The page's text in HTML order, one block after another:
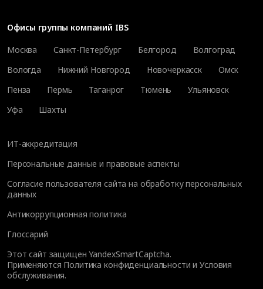
Офисы группы компаний IBS
Москва
Санкт-Петербург Белгород
Волгоград
Вологда
Нижний Новгород Новочеркасск
Омск
Пенза
Пермь Таганрог Тюмень
Ульяновск
Уфа
Шахты
ИТ-аккредитация
Персональные данные и правовые аспекты
Согласие пользователя сайта на обработку персональных
данных
Антикоррупционная политика
Глоссарий
Этот сайт защищен YandexSmartCaptcha.
Применяются Политика конфиденциальности иУсловия
обслуживания.